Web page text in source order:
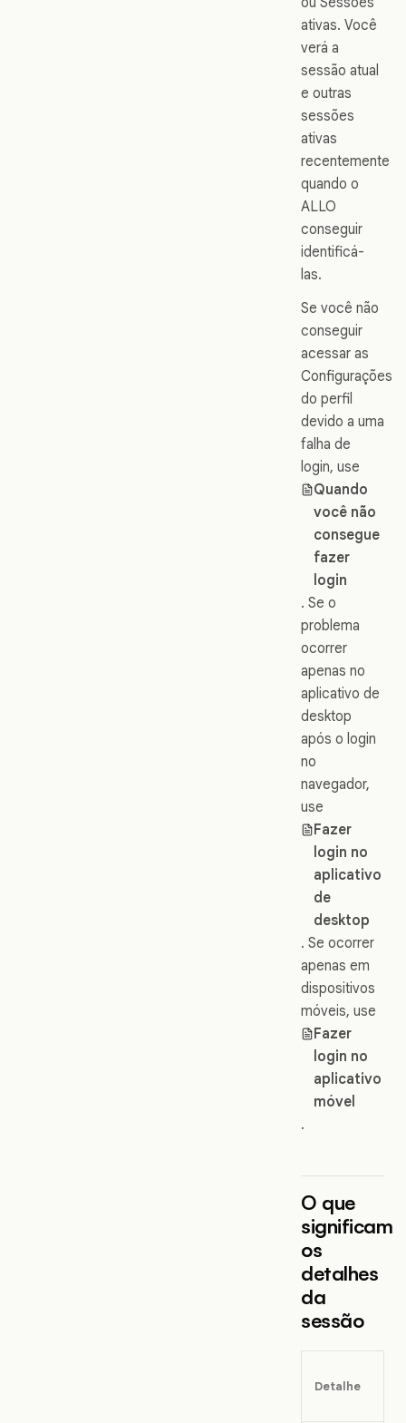
ativas. Você
verá a
sessão atual
e outras
sessões
ativas
recentemente
quando o
ALLO
conseguir
identificá-
las.
Se você não
conseguir
acessar as
Configurações
do perfil
devido a uma
falha de
login, use
Quando
você não
consegue
fazer
login
. Se o
problema
ocorrer
apenas no
aplicativo de
desktop
após o login
no
navegador,
use
Fazer
login no
aplicativo
de
desktop
. Se ocorrer
apenas em
dispositivos
móveis, use
Fazer
login no
aplicativo
móvel
.
O que
significam
os
detalhes
da
sessão
Detalhe